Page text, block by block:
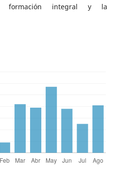
formación integral y la